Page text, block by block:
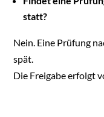
statt?
Nein. Eine Prüfung
spät.
Die Freigabe erfolgt